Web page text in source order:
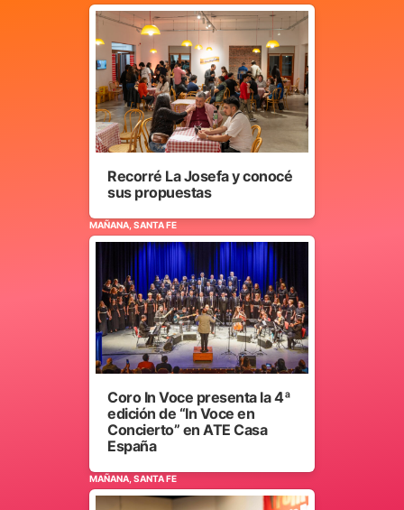
Recorré La Josefa y conocé
sus propuestas
MAÑANA, SANTA FE
Coro In Voce presenta la 4ª
edición de “In Voce en
Concierto” en ATE Casa
España
MAÑANA, SANTA FE